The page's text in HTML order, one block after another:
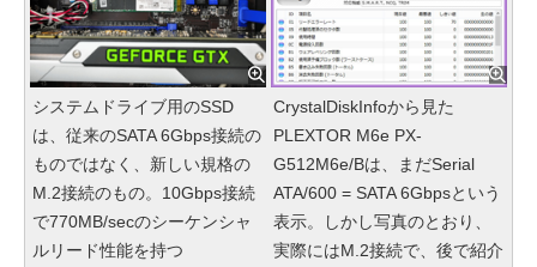
システムドライブ用のSSD
は、従来のSATA 6Gbps接続の
ものではなく、新しい規格の
M.2接続のもの。10Gbps接続
で770MB/secのシーケンシャ
ルリード性能を持つ
CrystalDiskInfoから見た
PLEXTOR M6e PX-
G512M6e/Bは、まだSerial
ATA/600 = SATA 6Gbpsという
表示。しかし写真のとおり、
実際にはM.2接続で、後で紹介